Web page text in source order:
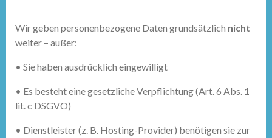
Wir geben personenbezogene Daten grundsätzlich nicht
weiter – außer:
• Sie haben ausdrücklich eingewilligt
• Es besteht eine gesetzliche Verpflichtung (Art. 6 Abs. 1
lit. c DSGVO)
• Dienstleister (z. B. Hosting-Provider) benötigen sie zur